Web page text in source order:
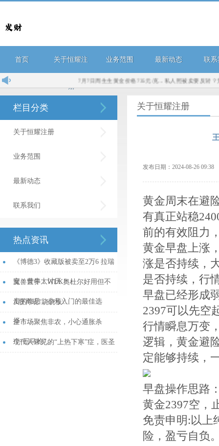
首页 关于恒耀注
册
业务范围 最新动态 联系
7月7日周生生黄金价格735元/克... 私人照被卖要反转？景
栏目分类
关于恒耀注册
业务范围
最新动态
联系我们
热点资讯
《博德3》收藏版被卖至2万6 拉瑞
安：黄牛太讨厌！...
魔兽世界：WLK奥杜尔好用但不
贵的饰品，小号入门的最佳选
择！...
A股再现“跷跷板\...
全市场聚焦非农，小心通胀杀
个“回马枪”...
现代人常见的“上热下寒”症，医圣
关于恒耀注册
发布日期：2024-08-26
黄金周末在避
有真正站稳
前的有效阻力
黄金早盘上涨
涨是否持续，
是否持续，行
早盘已经形成
2397可以先空
行情瞬息万变
逻辑，黄金避
定能够持续，
早盘操作思路
黄金2397空，
免责申明:以上
险，盈亏自负